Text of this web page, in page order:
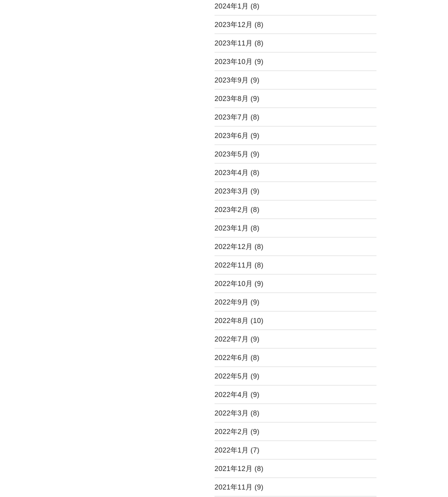
2024年1月 (8)
2023年12月 (8)
2023年11月 (8)
2023年10月 (9)
2023年9月 (9)
2023年8月 (9)
2023年7月 (8)
2023年6月 (9)
2023年5月 (9)
2023年4月 (8)
2023年3月 (9)
2023年2月 (8)
2023年1月 (8)
2022年12月 (8)
2022年11月 (8)
2022年10月 (9)
2022年9月 (9)
2022年8月 (10)
2022年7月 (9)
2022年6月 (8)
2022年5月 (9)
2022年4月 (9)
2022年3月 (8)
2022年2月 (9)
2022年1月 (7)
2021年12月 (8)
2021年11月 (9)